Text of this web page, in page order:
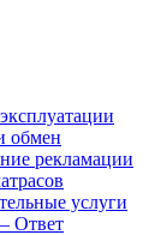
обмен
рекламации
услуги
Ответ